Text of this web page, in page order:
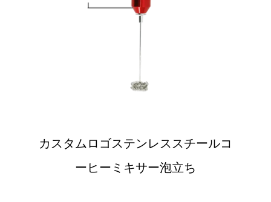
カスタムロゴステンレススチールコ
ーヒーミキサー泡立ち